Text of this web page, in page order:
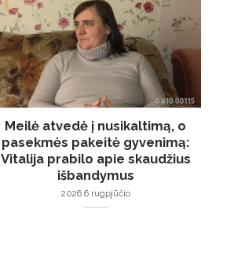
Meilė atvedė į nusikaltimą, o
pasekmės pakeitė gyvenimą:
Vitalija prabilo apie skaudžius
išbandymus
2026 6 rugpjūčio